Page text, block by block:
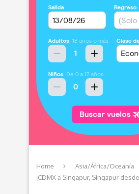
Home Asia/África/Oceanía
¡CDMX a Singapur, Singapur